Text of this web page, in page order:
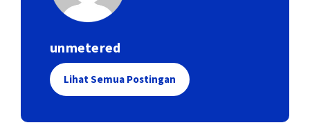
unmetered
Lihat Semua Postingan